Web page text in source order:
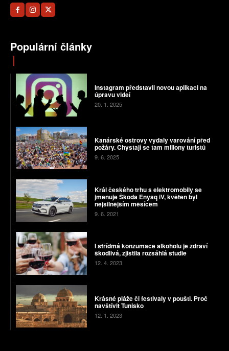
Populární články
Instagram představil novou aplikaci na
úpravu videí
20. 1. 2025
Kanárské ostrovy vydaly varování před
požáry. Chystají se tam miliony turistů
9. 6. 2025
Král českého trhu s elektromobily se
jmenuje Škoda Enyaq iV, květen byl
nejsilnějším měsícem
9. 6. 2021
I střídmá konzumace alkoholu je zdraví
škodlivá, zjistila rozsáhlá studie
12. 4. 2023
Krásné pláže či festivaly v poušti. Proč
navštívit Tunisko
12. 1. 2023